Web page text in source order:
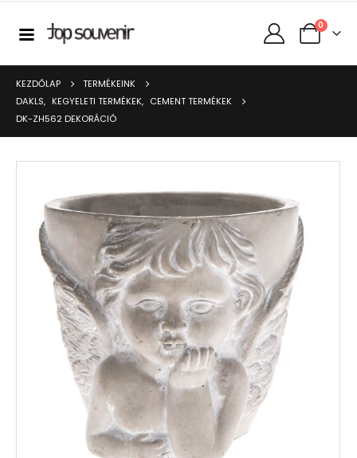
0
KEZDŐLAP
TERMÉKEINK
DAKLS, KEGYELETI TERMÉKEK, CEMENT TERMÉKEK
DK-ZH562 DEKORÁCIÓ